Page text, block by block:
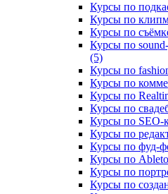
Курсы по
Курсы по
Курсы по
Курсы по
(5)
Курсы по
Курсы по
Курсы по
Курсы по
Курсы по SEO-
Курсы по
Курсы по фуд-
Курсы по
Курсы по
Курсы по